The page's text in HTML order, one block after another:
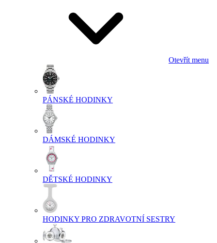
Otevřít menu
PÁNSKÉ HODINKY
DÁMSKÉ HODINKY
DĚTSKÉ HODINKY
HODINKY PRO ZDRAVOTNÍ SESTRY